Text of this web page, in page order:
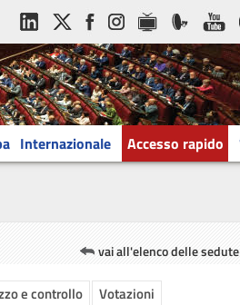
Internazionale Accesso rapido
vai all'elenco delle sedute
e controllo Votazioni